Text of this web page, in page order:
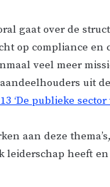
gaat over de
op compliance
veel meer
uit
‘De publieke
aan deze
heeft